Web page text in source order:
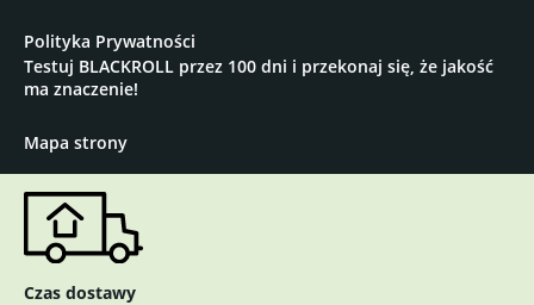
Polityka Prywatności
Testuj BLACKROLL przez 100 dni i przekonaj się, że jakość
ma znaczenie!
Mapa strony
Czas dostawy